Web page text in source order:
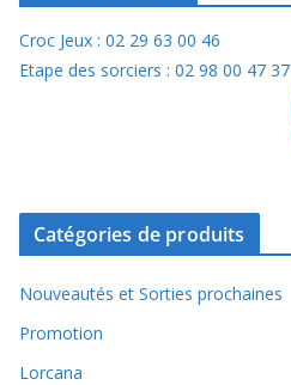
Croc Jeux : 02 29 63 00 46
Etape des sorciers : 02 98 00 47 37
Catégories de produits
Nouveautés et Sorties prochaines
Promotion
Lorcana